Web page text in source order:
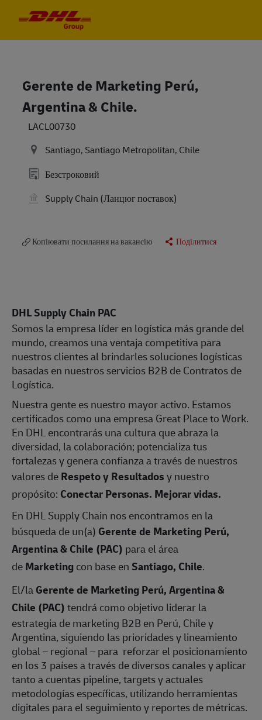
Gerente de Marketing Perú,
Argentina & Chile.
LACL00730
Santiago, Santiago Metropolitan, Chile
Безстроковий
Supply Chain (Ланцюг поставок)
Копіювати посилання на вакансію Поділитися
DHL Supply Chain PAC
Somos la empresa líder en logística más grande del
mundo, creamos una ventaja competitiva para
nuestros clientes al brindarles soluciones logísticas
basadas en nuestros servicios B2B de Contratos de
Logística.
Nuestra gente es nuestro mayor activo. Estamos
certificados como una empresa Great Place to Work.
En DHL encontrarás una cultura que abraza la
diversidad, la colaboración; potencializa tus
fortalezas y genera confianza a través de nuestros
valores deRespeto y Resultadosy nuestro
propósito: Conectar Personas. Mejorar vidas.
En DHL Supply Chain nos encontramos en la
búsqueda de un(a) Gerente de Marketing Perú,
Argentina & Chile (PAC) para el área
deMarketingcon base enSantiago, Chile.
El/laGerente de Marketing Perú, Argentina &
Chile (PAC)tendrá como objetivo liderar la
estrategia de marketing B2B en Perú, Chile y
Argentina, siguiendo las prioridades y lineamiento
global – regional – para reforzar el posicionamiento
en los 3 países a través de diversos canales y aplicar
tanto a cuentas pipeline, targets y actuales
metodologías específicas, utilizando herramientas
digitales para el seguimiento y reportes de métricas.